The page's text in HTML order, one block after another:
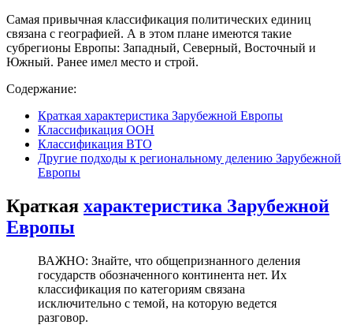
Самая привычная классификация политических единиц
связана с географией. А в этом плане имеются такие
субрегионы Европы: Западный, Северный, Восточный и
Южный. Ранее имел место и строй.
Содержание:
Краткая характеристика Зарубежной Европы
Классификация ООН
Классификация ВТО
Другие подходы к региональному делению Зарубежной
Европы
Краткая характеристика Зарубежной
Европы
ВАЖНО: Знайте, что общепризнанного деления
государств обозначенного континента нет. Их
классификация по категориям связана
исключительно с темой, на которую ведется
разговор.